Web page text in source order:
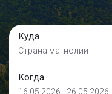
Куда
Страна магнолий
Когда
16.05.2026 - 26.05.2026